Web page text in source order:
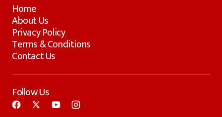
Home
About Us
Privacy Policy
Terms & Conditions
Contact Us
Follow Us